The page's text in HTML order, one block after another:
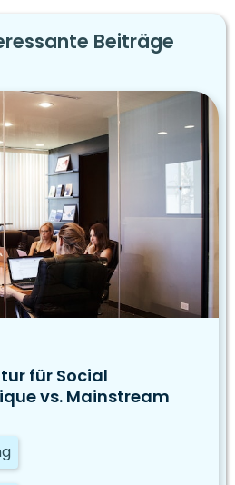
Beiträge
für Social
vs. Mainstream